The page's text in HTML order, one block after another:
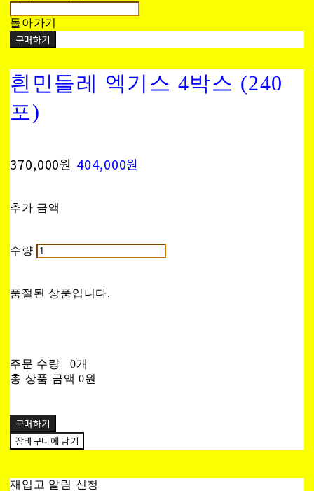
돌아가기
구매하기
흰민들레 엑기스 4박스 (240
포)
370,000원 404,000원
추가 금액
수량
품절된 상품입니다.
주문 수량
0개
총 상품 금액 0원
구매하기
장바구니에 담기
재입고 알림 신청